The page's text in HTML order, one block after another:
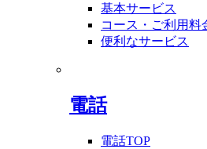
基本サービス
コース・ご利用料
便利なサービス
電話
電話TOP